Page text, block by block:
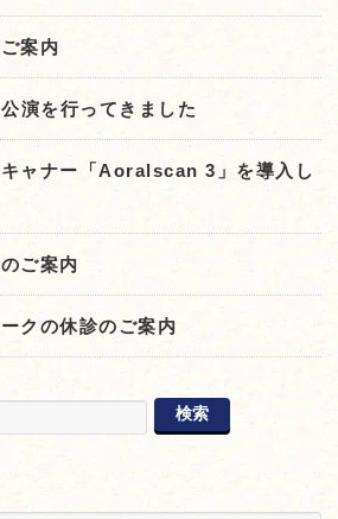
案内
演を行ってきました
ャナー「Aoralscan 3」を導入し
ご案内
クの休診のご案内